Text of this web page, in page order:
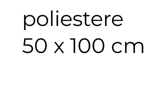
poliestere
50 x 100 cm